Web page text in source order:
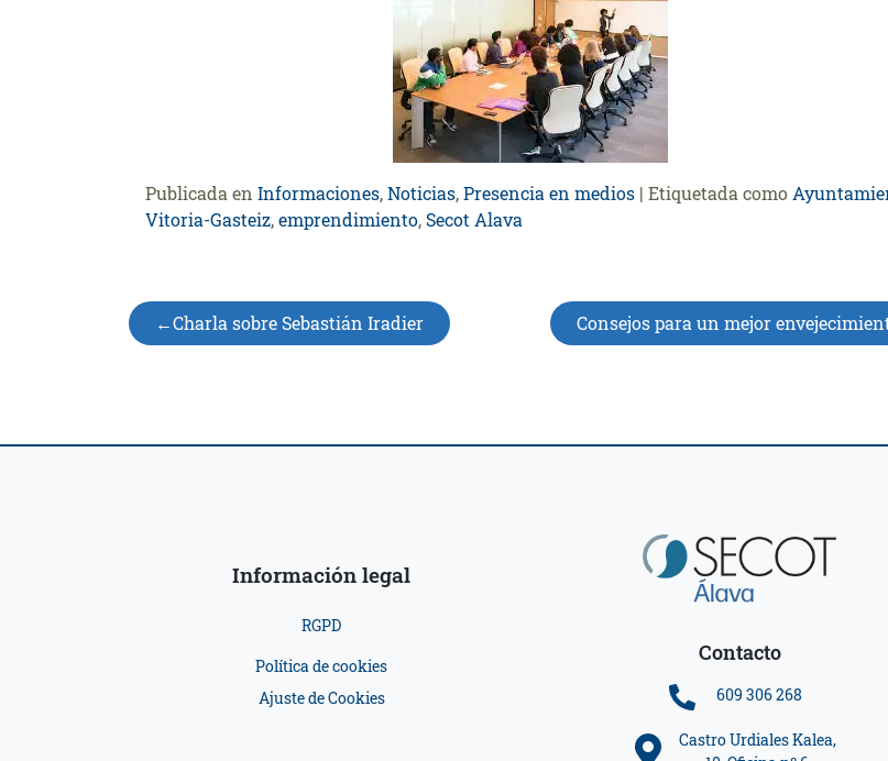
Publicada en Informaciones,Noticias,Presencia en medios | Etiquetada como
Vitoria-Gasteiz,emprendimiento,Secot Alava
Navegación
de
Charla sobre Sebastián Iradier
Contacto
609 306 268
Castro Urdiales Kalea,
Información legal
RGPD
Política de cookies
Ajuste de Cookies